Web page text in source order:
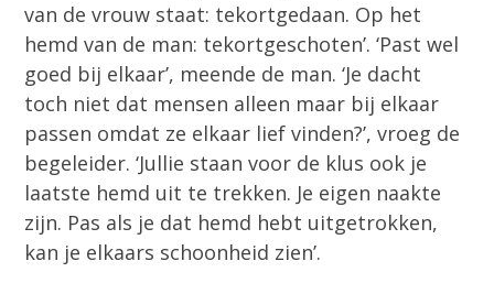
van de vrouw staat: tekortgedaan. Op het
hemd van de man: tekortgeschoten’. ‘Past wel
goed bij elkaar’, meende de man. ‘Je dacht
toch niet dat mensen alleen maar bij elkaar
passen omdat ze elkaar lief vinden?’, vroeg de
begeleider. ‘Jullie staan voor de klus ook je
laatste hemd uit te trekken. Je eigen naakte
zijn. Pas als je dat hemd hebt uitgetrokken,
kan je elkaars schoonheid zien’.